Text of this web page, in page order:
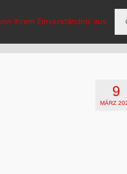
9
MÄRZ
Ihrem Einverständnis aus.